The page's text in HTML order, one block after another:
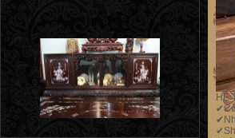
HỆ
Tủ đứng